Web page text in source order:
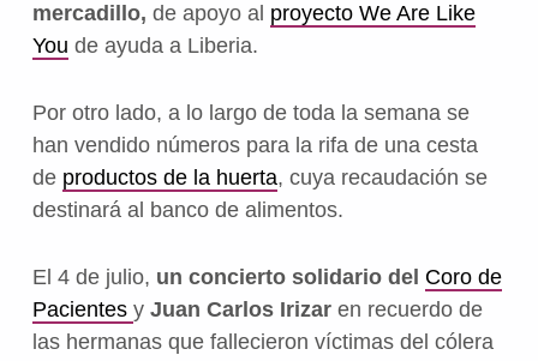
mercadillo, de apoyo al proyecto We Are Like
You de ayuda a Liberia.
Por otro lado, a lo largo de toda la semana se
han vendido números para la rifa de una cesta
de productos de la huerta, cuya recaudación se
destinará al banco de alimentos.
El 4 de julio, un concierto solidario del Coro de
Pacientes y Juan Carlos Irizar en recuerdo de
las hermanas que fallecieron víctimas del cólera